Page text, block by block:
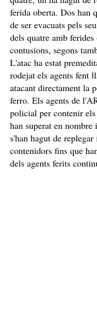
ferida oberta. Dos han
de ser evacuats pels
dels quatre amb
contusions, segons
L'atac ha estat
rodejat els agents fent
atacant directament la
ferro. Els agents de
policial per contenir els
han superat en
s'han hagut de
contenidors fins que
dels agents ferits